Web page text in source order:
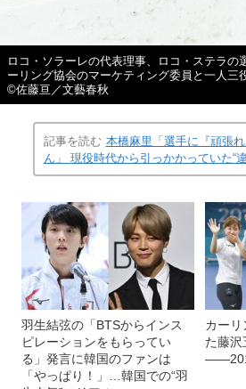
ロコ・ソラーレの代表理事、ロコ・ステラの
ーリング協会のマーケティング委員と一人
©️佐藤亘／文藝春秋
記事を読む 本橋麻里「選手に『頑張
ん」 現役時代から引っかかっていた“
羽生結弦の「BTSからインス
ピレーションをもらってい
る」発言に韓国のファンは
「やっぱり！」…韓国での“羽
カー
た藤沢